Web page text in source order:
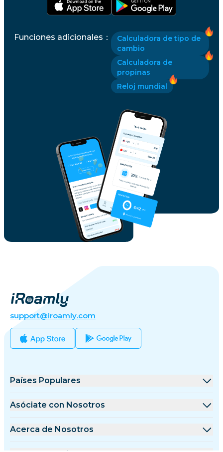
Funciones adicionales ：
Calculadora de tipo de
cambio
Calculadora de
propinas
Reloj mundial
support@iroamly.com
Países Populares
Estados Unidos
Asóciate con Nosotros
Plataforma de Mayoristas
Acerca de Nosotros
Acerca de iRoamly